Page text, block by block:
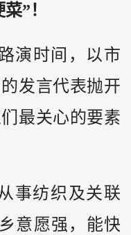
”！
演时间，以市
发言代表抛开
最关心的要素
事纺织及关联
意愿强，能快